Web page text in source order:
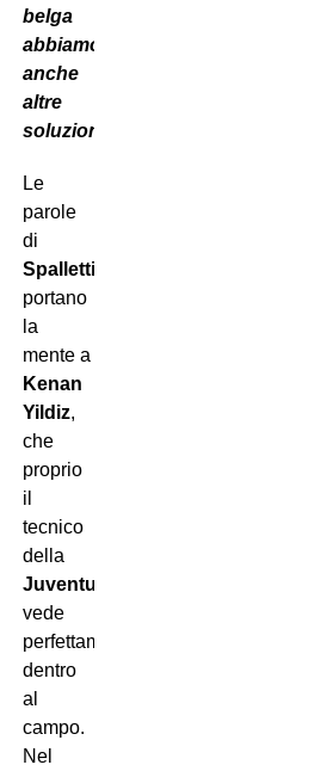
belga
abbiamo
anche
altre
soluzioni”.
Le
parole
di
Spalletti
portano
la
mente a
Kenan
Yildiz,
che
proprio
il
tecnico
della
Juventus
vede
perfettamente
dentro
al
campo.
Nel